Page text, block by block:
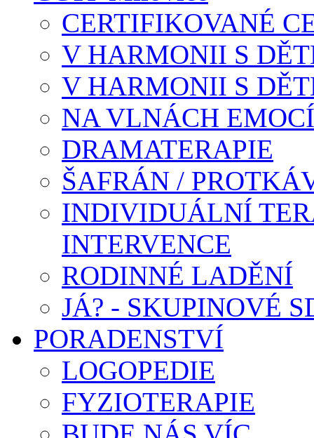
CERTIFIKOVANÉ
V HARMONII S
V HARMONII S
NA VLNÁCH EMOCÍ
DRAMATERAPIE
ŠAFRÁN /
INDIVIDUÁLNÍ
INTERVENCE
RODINNÉ LADĚNÍ
JÁ? - SKUPINOVÉ
PORADENSTVÍ
LOGOPEDIE
FYZIOTERAPIE